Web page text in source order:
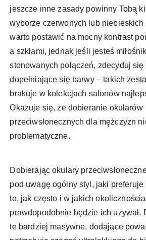
jeszcze inne zasady powinny Tobą
wyborze czerwonych lub niebieskich
warto postawić na mocny kontrast
a szkłami, jednak jeśli jesteś
stonowanych połączeń, zdecyduj się
dopełniające się barwy – takich
brakuje w kolekcjach salonów
Okazuje się, że dobieranie okularów
przeciwsłonecznych dla mężczyzn
problematyczne.
Dobierając okulary
pod uwagę ogólny styl, jaki preferuje
to, jak często i w jakich
prawdopodobnie będzie ich używał.
te bardziej masywne, dodające